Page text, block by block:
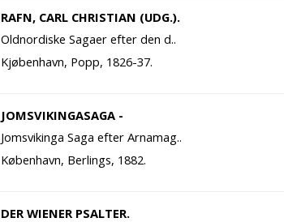
RAFN, CARL CHRISTIAN (UDG.).
Oldnordiske Sagaer efter den d..
Kjøbenhavn, Popp, 1826-37.
JOMSVIKINGASAGA -
Jomsvikinga Saga efter Arnamag..
København, Berlings, 1882.
DER WIENER PSALTER.